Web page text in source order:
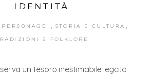
IDENTITÀ
PERSONAGGI STORIA E CULTURA
E FOLKLORE
un tesoro inestimabile legato